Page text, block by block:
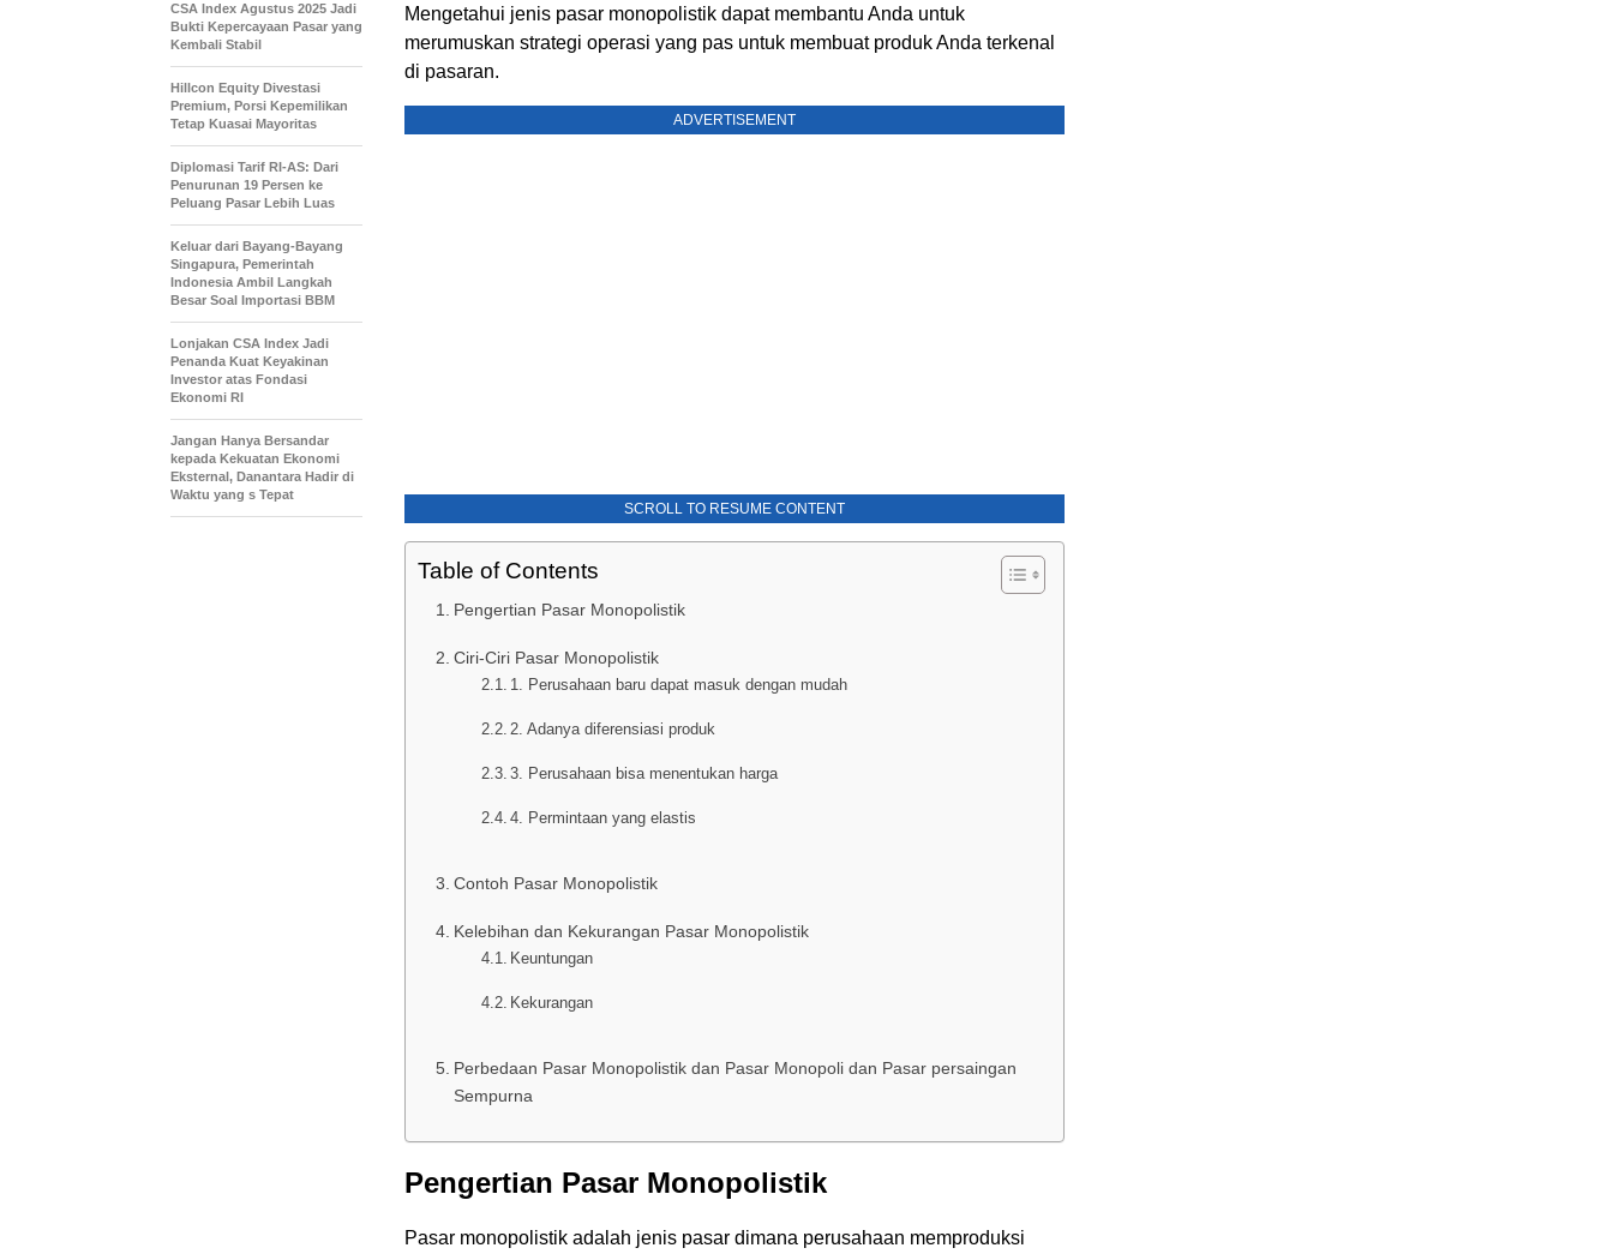
Mengetahui jenis pasar monopolistik dapat membantu Anda untuk
merumuskan strategi operasi yang pas untuk membuat produk Anda terkenal
di pasaran.
ADVERTISEMENT
SCROLL TO RESUME CONTENT
Table of Contents
Pengertian Pasar Monopolistik
Ciri-Ciri Pasar Monopolistik
1. Perusahaan baru dapat masuk dengan mudah
2. Adanya diferensiasi produk
3. Perusahaan bisa menentukan harga
4. Permintaan yang elastis
Contoh Pasar Monopolistik
Kelebihan dan Kekurangan Pasar Monopolistik
Keuntungan
Kekurangan
Perbedaan Pasar Monopolistik dan Pasar Monopoli dan Pasar persaingan
Sempurna
Pengertian Pasar Monopolistik
Pasar monopolistik adalah jenis pasar dimana perusahaan memproduksi
CSA Index Agustus 2025 Jadi
Bukti Kepercayaan Pasar yang
Kembali Stabil
Hillcon Equity Divestasi
Premium, Porsi Kepemilikan
Tetap Kuasai Mayoritas
Diplomasi Tarif RI-AS: Dari
Penurunan 19 Persen ke
Peluang Pasar Lebih Luas
Keluar dari Bayang-Bayang
Singapura, Pemerintah
Indonesia Ambil Langkah
Besar Soal Importasi BBM
Lonjakan CSA Index Jadi
Penanda Kuat Keyakinan
Investor atas Fondasi
Ekonomi RI
Jangan Hanya Bersandar
kepada Kekuatan Ekonomi
Eksternal, Danantara Hadir di
Waktu yang s Tepat